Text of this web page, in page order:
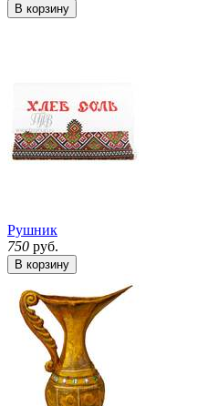
В корзину
Рушник
750 руб.
В корзину